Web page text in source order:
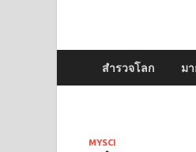
สำรวจโลก ม
MYSCI